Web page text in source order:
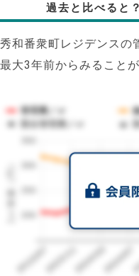
過去と比べると？
秀和番衆町レジデンスの
最大3年前からみることが
1㎡単価（円）
管理費／㎡
競合管理費／㎡
2023/072023/112024/032024/07